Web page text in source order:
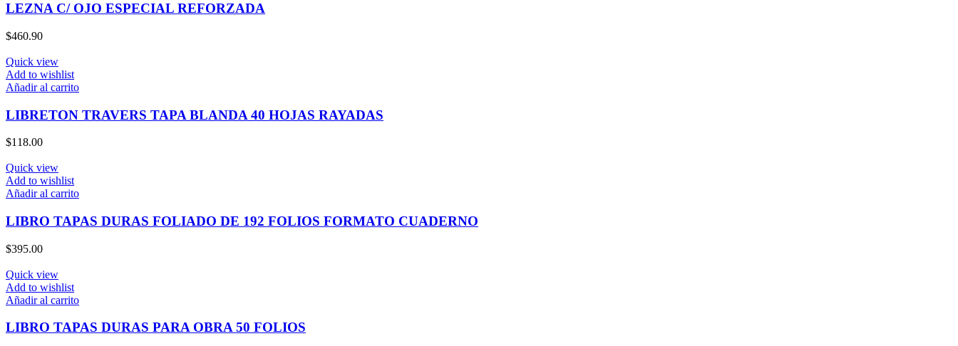
LEZNA C/ OJO ESPECIAL REFORZADA
$460.90
Quick view
Add to wishlist
Añadir al carrito
LIBRETON TRAVERS TAPA BLANDA 40 HOJAS RAYADAS
$118.00
Quick view
Add to wishlist
Añadir al carrito
LIBRO TAPAS DURAS FOLIADO DE 192 FOLIOS FORMATO CUADERNO
$395.00
Quick view
Add to wishlist
Añadir al carrito
LIBRO TAPAS DURAS PARA OBRA 50 FOLIOS